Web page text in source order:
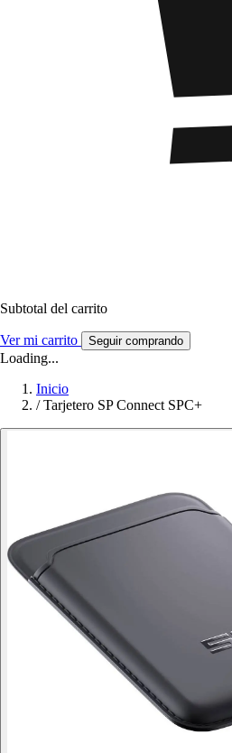
Subtotal del carrito
Ver mi carrito Seguir comprando
Loading...
Inicio
/ Tarjetero SP Connect SPC+